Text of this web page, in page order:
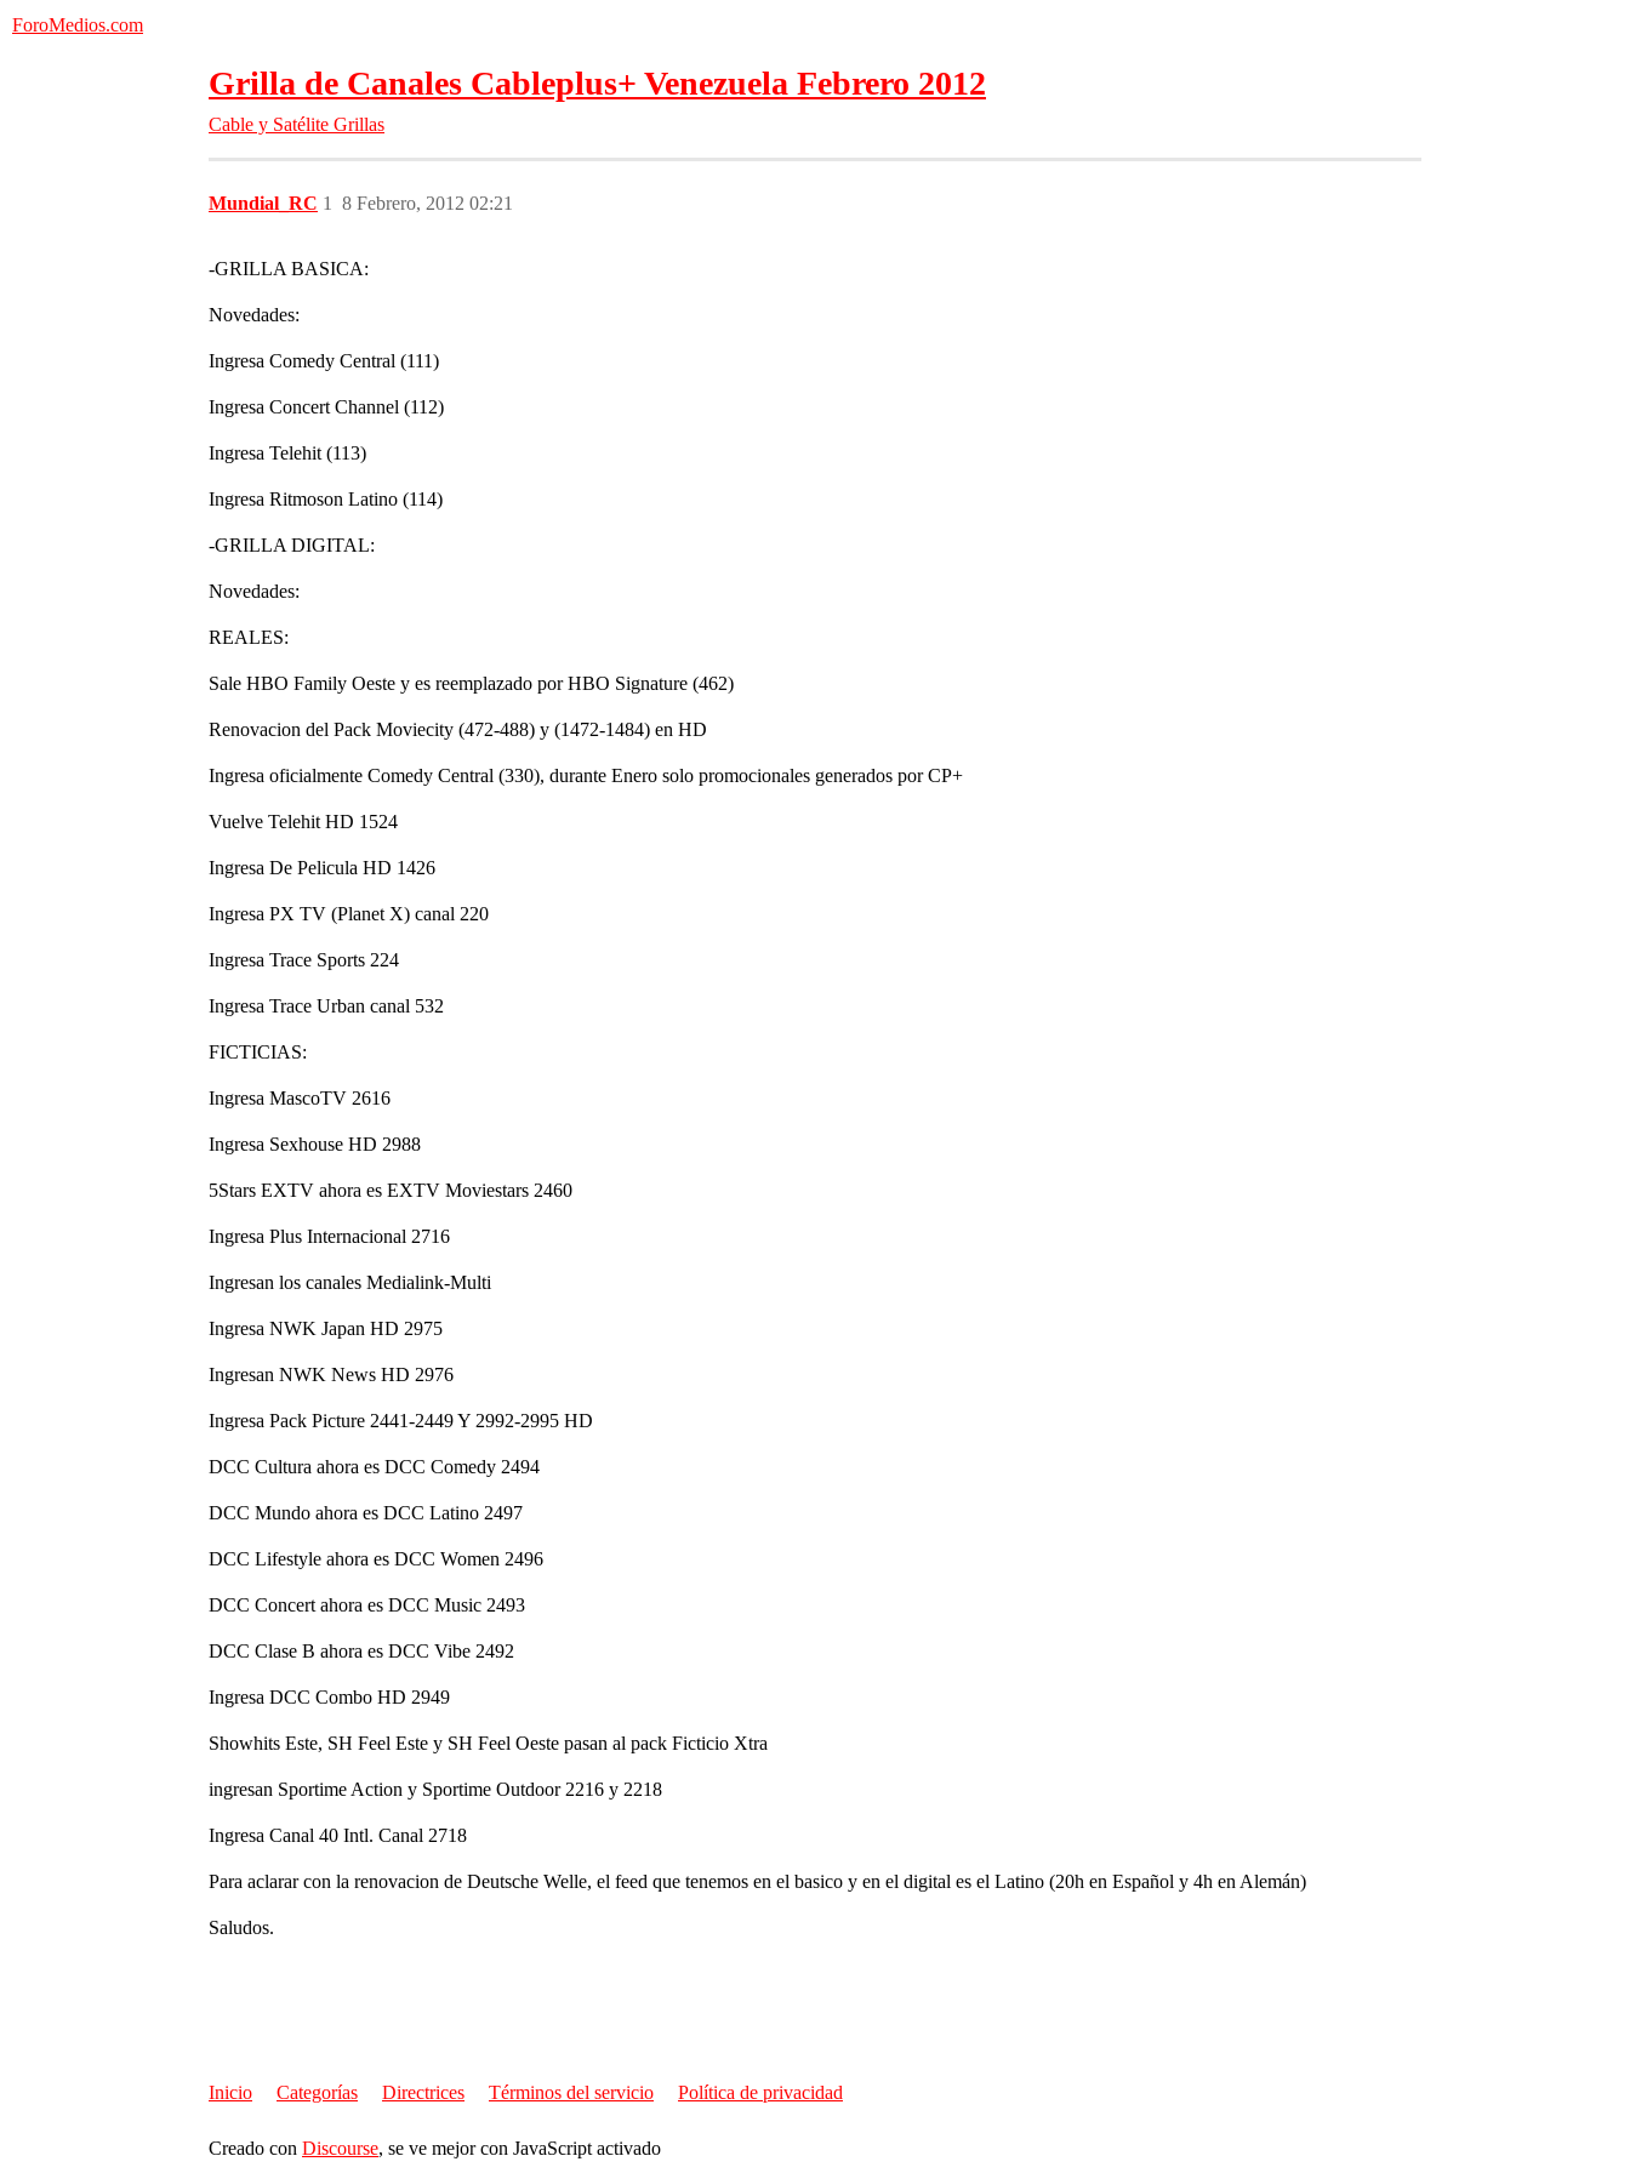
ForoMedios.com
Grilla de Canales Cableplus+ Venezuela Febrero 2012
Cable y Satélite Grillas
Mundial_RC 8 Febrero, 2012 02:21
1
-GRILLA BASICA:
Novedades:
Ingresa Comedy Central (111)
Ingresa Concert Channel (112)
Ingresa Telehit (113)
Ingresa Ritmoson Latino (114)
-GRILLA DIGITAL:
Novedades:
REALES:
Sale HBO Family Oeste y es reemplazado por HBO Signature (462)
Renovacion del Pack Moviecity (472-488) y (1472-1484) en HD
Ingresa oficialmente Comedy Central (330), durante Enero solo promocionales generados por CP+
Vuelve Telehit HD 1524
Ingresa De Pelicula HD 1426
Ingresa PX TV (Planet X) canal 220
Ingresa Trace Sports 224
Ingresa Trace Urban canal 532
FICTICIAS:
Ingresa MascoTV 2616
Ingresa Sexhouse HD 2988
5Stars EXTV ahora es EXTV Moviestars 2460
Ingresa Plus Internacional 2716
Ingresan los canales Medialink-Multi
Ingresa NWK Japan HD 2975
Ingresan NWK News HD 2976
Ingresa Pack Picture 2441-2449 Y 2992-2995 HD
DCC Cultura ahora es DCC Comedy 2494
DCC Mundo ahora es DCC Latino 2497
DCC Lifestyle ahora es DCC Women 2496
DCC Concert ahora es DCC Music 2493
DCC Clase B ahora es DCC Vibe 2492
Ingresa DCC Combo HD 2949
Showhits Este, SH Feel Este y SH Feel Oeste pasan al pack Ficticio Xtra
ingresan Sportime Action y Sportime Outdoor 2216 y 2218
Ingresa Canal 40 Intl. Canal 2718
Para aclarar con la renovacion de Deutsche Welle, el feed que tenemos en el basico y en el digital es el Latino (20h en Español y 4h en Alemán)
Saludos.
Inicio Categorías Directrices Términos del servicio Política de privacidad
Creado con Discourse, se ve mejor con JavaScript activado